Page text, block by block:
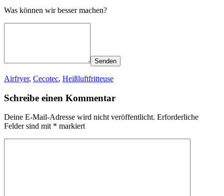
Was können wir besser machen?
Senden
Airfryer, Cecotec, Heißluftfritteuse
Schreibe einen Kommentar
Deine E-Mail-Adresse wird nicht veröffentlicht. Erforderliche
Felder sind mit * markiert